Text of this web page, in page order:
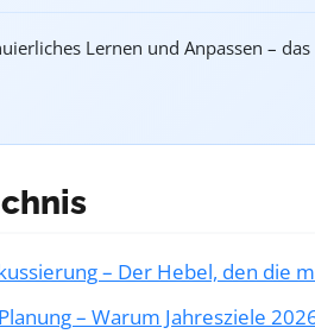
Lernen und Anpassen –
– Der Hebel, den die
– Warum Jahresziele